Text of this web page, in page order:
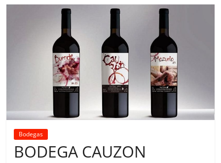
Bodegas
BODEGA CAUZON